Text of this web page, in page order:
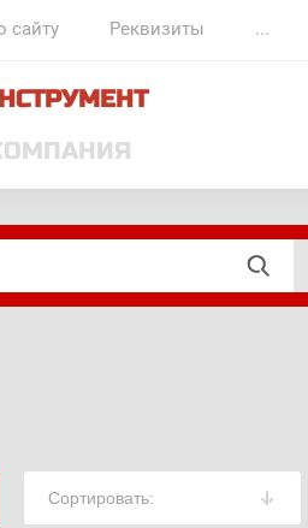
сайту Реквизиты ...
Сортировать: